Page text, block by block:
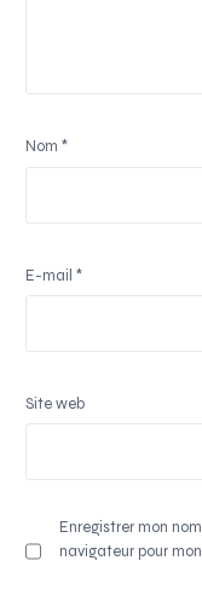
Nom*
E-mail*
Site web
Enregistrer mon
navigateur pour